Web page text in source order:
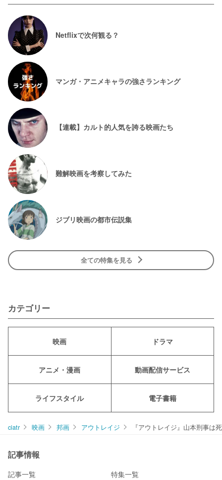
Netflixで次何観る？
マンガ・アニメキャラの強さランキング
【連載】カルト的人気を誇る映画たち
難解映画を考察してみた
ジブリ映画の都市伝説集
全ての特集を見る
カテゴリー
映画 ドラマ
アニメ・漫画 動画配信サービス
ライフスタイル 電子書籍
ciatr 映画 邦画 アウトレイジ 『アウトレイジ』山本刑事は
記事情報
記事一覧 特集一覧